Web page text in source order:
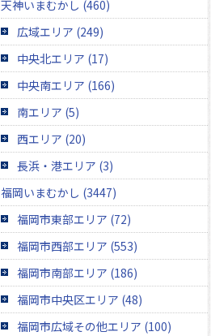
天神いまむかし (460)
広域エリア (249)
中央北エリア (17)
中央南エリア (166)
南エリア (5)
西エリア (20)
長浜・港エリア (3)
福岡いまむかし (3447)
福岡市東部エリア (72)
福岡市西部エリア (553)
福岡市南部エリア (186)
福岡市中央区エリア (48)
福岡市広域その他エリア (100)